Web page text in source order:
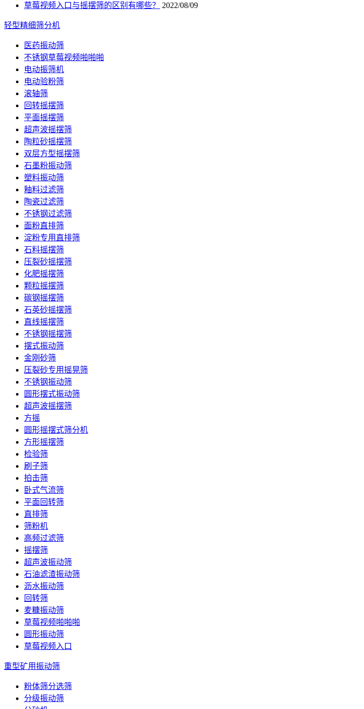
草莓视频入口与摇摆筛的区别有哪些？
2022/08/09
轻型精细筛分机
医药振动筛
不锈钢草莓视频啪啪啪
电动振筛机
电动验粉筛
滚轴筛
回转摇摆筛
平面摇摆筛
超声波摇摆筛
陶粒砂摇摆筛
双层方型摇摆筛
石墨粉振动筛
塑料振动筛
釉料过滤筛
陶瓷过滤筛
不锈钢过滤筛
面粉直排筛
淀粉专用直排筛
石料摇摆筛
压裂砂摇摆筛
化肥摇摆筛
颗粒摇摆筛
碳钢摇摆筛
石英砂摇摆筛
直线摇摆筛
不锈钢摇摆筛
摆式振动筛
金刚砂筛
压裂砂专用摇晃筛
不锈钢振动筛
圆形摆式振动筛
超声波摇摆筛
方摇
圆形摇摆式筛分机
方形摇摆筛
检验筛
刷子筛
拍击筛
卧式气流筛
平面回转筛
直排筛
筛粉机
高频过滤筛
摇摆筛
超声波振动筛
石油滤渣振动筛
沥水振动筛
回转筛
麦糠振动筛
草莓视频啪啪啪
圆形振动筛
草莓视频入口
重型矿用振动筛
粉体筛分选筛
分级振动筛